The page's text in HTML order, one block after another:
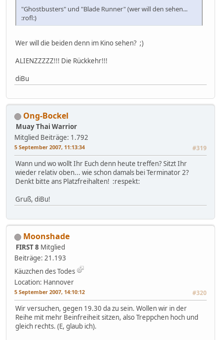
"Ghostbusters" und "Blade Runner" (wer will den sehen...
:rofl:)
Wer will die beiden denn im Kino sehen? ;)
ALIENZZZZZ!!! Die Rückkehr!!!
diBu
Ong-Bockel
Muay Thai Warrior
Mitglied Beiträge: 1.792
5 September 2007, 11:13:34 #319
Wann und wo wollt Ihr Euch denn heute treffen? Sitzt Ihr
wieder relativ oben... wie schon damals bei Terminator 2?
Denkt bitte ans Platzfreihalten! :respekt:
Gruß, diBu!
Moonshade
FIRST 8 Mitglied
Beiträge: 21.193
Käuzchen des Todes
Location: Hannover
5 September 2007, 14:10:12 #320
Wir versuchen, gegen 19.30 da zu sein. Wollen wir in der
Reihe mit mehr Beinfreiheit sitzen, also Treppchen hoch und
gleich rechts. (E, glaub ich).